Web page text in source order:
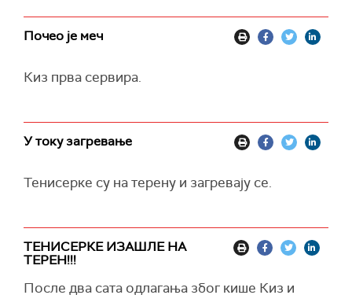
Почео је меч
Киз прва сервира.
У току загревање
Тенисерке су на терену и загревају се.
ТЕНИСЕРКЕ ИЗАШЛЕ НА
ТЕРЕН!!!
После два сата одлагања због кише Киз и